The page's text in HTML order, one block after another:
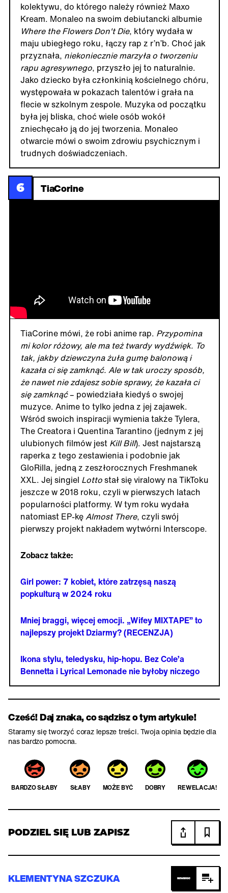
kolektywu, do którego należy również Maxo
Kream. Monaleo na swoim debiutancki albumie
Where the Flowers Don't Die, który wydała w
maju ubiegłego roku, łączy rap z r’n’b. Choć jak
przyznała, niekoniecznie marzyła o tworzeniu
rapu agresywnego, przyszło jej to naturalnie.
Jako dziecko była członkinią kościelnego chóru,
występowała w pokazach talentów i grała na
flecie w szkolnym zespole. Muzyka od początku
była jej bliska, choć wiele osób wokół
zniechęcało ją do jej tworzenia. Monaleo
otwarcie mówi o swoim zdrowiu psychicznym i
trudnych doświadczeniach.
6 TiaCorine
TiaCorine mówi, że robi anime rap. Przypomina
mi kolor różowy, ale ma też twardy wydźwięk. To
tak, jakby dziewczyna żuła gumę balonową i
kazała ci się zamknąć. Ale w tak uroczy sposób,
że nawet nie zdajesz sobie sprawy, że kazała ci
się zamknąć– powiedziała kiedyś o swojej
muzyce. Anime to tylko jedna z jej zajawek.
Wśród swoich inspiracji wymienia także Tylera,
The Creatora i Quentina Tarantino (jednym z jej
ulubionych filmów jest Kill Bill). Jest najstarszą
raperka z tego zestawienia i podobnie jak
GloRilla, jedną z zeszłorocznych Freshmanek
XXL. Jej singiel Lottostał się viralowy na TikToku
jeszcze w 2018 roku, czyli w pierwszych latach
popularności platformy. W tym roku wydała
natomiast EP-kęAlmost There, czyli swój
pierwszy projekt nakładem wytwórni Interscope.
Zobacz także:
Girl power: 7 kobiet, które zatrzęsą naszą
popkulturą w 2024 roku
Mniej braggi, więcej emocji. „Wifey MIXTAPE” to
najlepszy projekt Dziarmy? (RECENZJA)
Ikona stylu, teledysku, hip-hopu. Bez Cole’a
Bennetta i Lyrical Lemonade nie byłoby niczego
Cześć! Daj znaka, co sądzisz o tym artykule!
Staramy się tworzyć coraz lepsze treści. Twoja opinia będzie dla
nas bardzo pomocna.
BARDZO SŁABY SŁABY MOŻE BYĆ DOBRY REWELACJA!
PODZIEL SIĘ LUB ZAPISZ
KLEMENTYNA SZCZUKA